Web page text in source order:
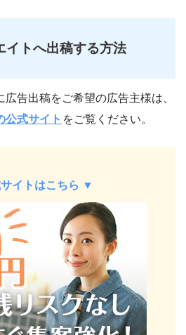
イトへ出稿する方法
告出稿をご希望の広告主様は、
公式サイト をご覧ください。
イトはこちら ▼